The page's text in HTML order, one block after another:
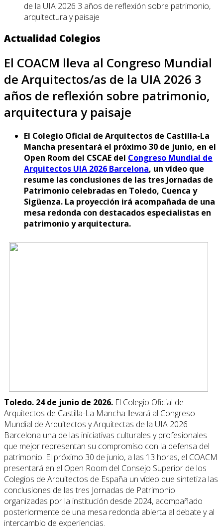
de la UIA 2026 3 años de reflexión sobre patrimonio,
arquitectura y paisaje
Actualidad Colegios
El COACM lleva al Congreso Mundial
de Arquitectos/as de la UIA 2026 3
años de reflexión sobre patrimonio,
arquitectura y paisaje
El Colegio Oficial de Arquitectos de Castilla-La
Mancha presentará el próximo 30 de junio, en el
Open Room del CSCAE del Congreso Mundial de
Arquitectos UIA 2026 Barcelona, un vídeo que
resume las conclusiones de las tres Jornadas de
Patrimonio celebradas en Toledo, Cuenca y
Sigüenza. La proyección irá acompañada de una
mesa redonda con destacados especialistas en
patrimonio y arquitectura.
Toledo. 24 de junio de 2026. El Colegio Oficial de
Arquitectos de Castilla-La Mancha llevará al Congreso
Mundial de Arquitectos y Arquitectas de la UIA 2026
Barcelona una de las iniciativas culturales y profesionales
que mejor representan su compromiso con la defensa del
patrimonio. El próximo 30 de junio, a las 13 horas, el COACM
presentará en el Open Room del Consejo Superior de los
Colegios de Arquitectos de España un vídeo que sintetiza las
conclusiones de las tres Jornadas de Patrimonio
organizadas por la institución desde 2024, acompañado
posteriormente de una mesa redonda abierta al debate y al
intercambio de experiencias.